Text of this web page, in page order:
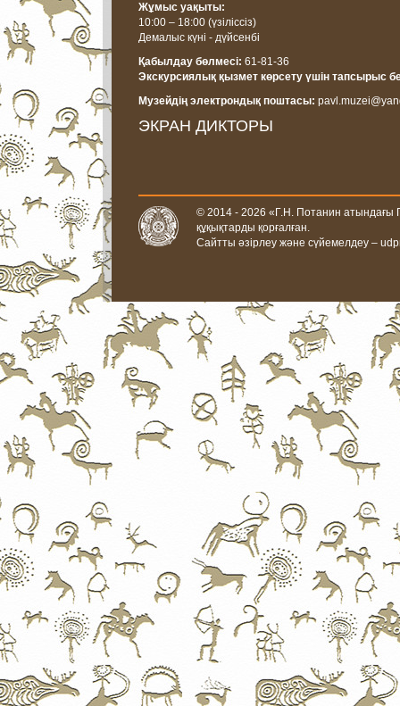
Жұмыс уақыты:
10:00 – 18:00 (үзіліссіз)
Демалыс күні - дүйсенбі
Қабылдау бөлмесі: 61-81-36
Экскурсиялық қызмет көрсету үшін тапсырыс
Музейдің электрондық поштасы:
ЭКРАН ДИКТОРЫ
© 2014 - 2026 «Г.Н. Потанин атындағы
құқықтарды қорғалған.
Сайтты әзірлеу және сүйемелдеу –